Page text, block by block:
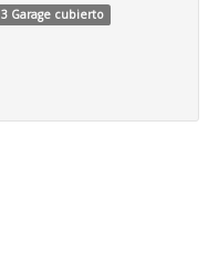
3 Garage cubierto